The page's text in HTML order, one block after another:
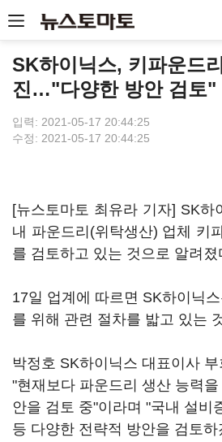
SK하이닉스, 키파운드
진…"다양한 방안 검토"
입력: 2021-05-17 20:44:25
수정: 2021-05-17 20:44:25
[뉴스토마토 최유라 기자] SK하
내 파운드리(위탁생산) 업체 키
를 검토하고 있는 것으로 알려졌
17일 업계에 따르면 SK하이닉
를 위해 관련 절차를 밟고 있는
박정호 SK하이닉스 대표이사
"현재보다 파운드리 생산 능력
안을 검토 중"이라며 "국내 설비
등 다양한 전략적 방안을 검토